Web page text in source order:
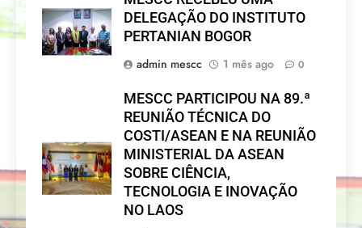
DELEGAÇÃO DO INSTITUTO
PERTANIAN BOGOR
admin mescc
1 mês ago 0
MESCC PARTICIPOU NA 89.ª
REUNIÃO TÉCNICA DO
COSTI/ASEAN E NA REUNIÃO
MINISTERIAL DA ASEAN
SOBRE CIÊNCIA,
TECNOLOGIA E INOVAÇÃO
NO LAOS